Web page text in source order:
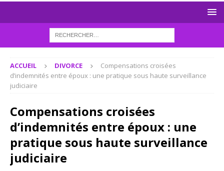
ACCUEIL DIVORCE
Compensations croisées
d’indemnités entre époux : une pratique sous haute surveillance
judiciaire
Compensations croisées
d’indemnités entre époux : une
pratique sous haute surveillance
judiciaire